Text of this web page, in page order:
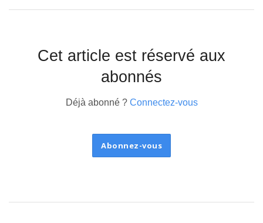
Cet article est réservé aux
abonnés
Déjà abonné ? Connectez-vous
Abonnez-vous